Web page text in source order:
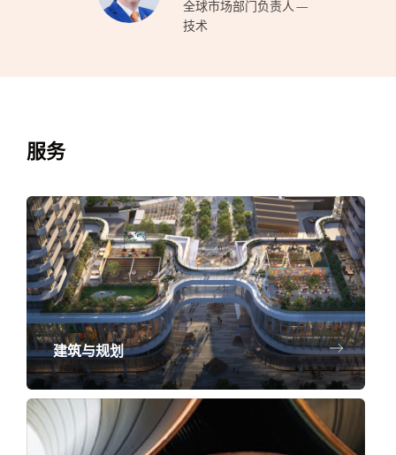
全球市场部门负责人 —
技术
服务
建筑与规划